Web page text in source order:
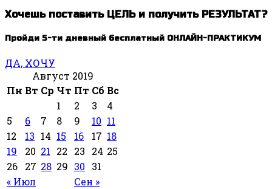
Хочешь поставить ЦЕЛЬ и получить РЕЗУЛЬТАТ?
Пройди 5-ти дневный бесплатный ОНЛАЙН-ПРАКТИКУМ
ДА, ХОЧУ
Август 2019
Пн Вт Ср Чт Пт Сб Вс
« Июл Сен »
1 2 3
4
5
6 7 8 9 10 11
12
13 14 15 16 17 18
19
20 21 22 23 24 25
26
27 28 29 30 31